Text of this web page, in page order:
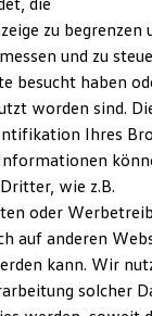
Updates
zu begrenzen
und zu
besucht haben
worden sind.
Ihres
wie z.B.
oder
auf anderen
kann. Wir
solcher